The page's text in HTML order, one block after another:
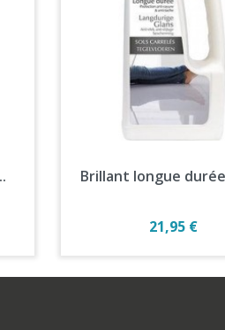
Brillant longue
Prix
21,95 €